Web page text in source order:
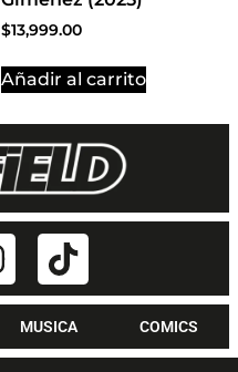
$13,999.00
Añadir al carrito
MUSICA COMICS